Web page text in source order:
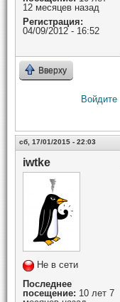
12 месяцев назад
Регистрация:
04/09/2012 - 16:52
Вверху
Войдите
сб, 17/01/2015 - 22:03
iwtke
Не в сети
Последнее
посещение: 10 лет 7